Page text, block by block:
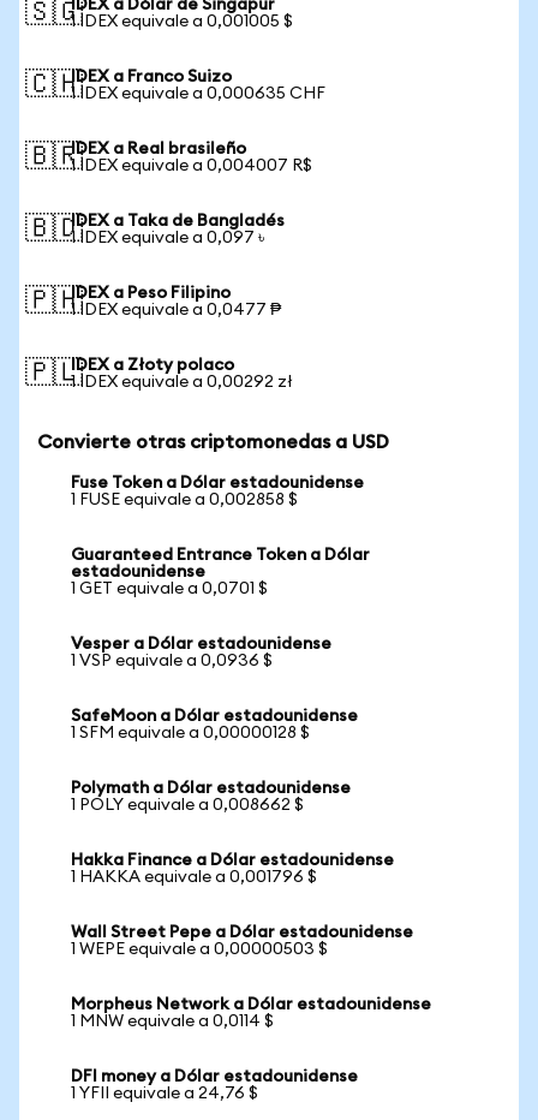
🇸🇬IDEX a Dólar de Singapur
1 IDEX equivale a 0,001005 $
🇨🇭IDEX a Franco Suizo
1 IDEX equivale a 0,000635 CHF
🇧🇷IDEX a Real brasileño
1 IDEX equivale a 0,004007 R$
🇧🇩IDEX a Taka de Bangladés
1 IDEX equivale a 0,097 ৳
🇵🇭IDEX a Peso Filipino
1 IDEX equivale a 0,0477 ₱
🇵🇱IDEX a Złoty polaco
1 IDEX equivale a 0,00292 zł
Convierte otras criptomonedas a USD
Fuse Token a Dólar estadounidense
1 FUSE equivale a 0,002858 $
Guaranteed Entrance Token a Dólar
estadounidense
1 GET equivale a 0,0701 $
Vesper a Dólar estadounidense
1 VSP equivale a 0,0936 $
SafeMoon a Dólar estadounidense
1 SFM equivale a 0,00000128 $
Polymath a Dólar estadounidense
1 POLY equivale a 0,008662 $
Hakka Finance a Dólar estadounidense
1 HAKKA equivale a 0,001796 $
Wall Street Pepe a Dólar estadounidense
1 WEPE equivale a 0,00000503 $
Morpheus Network a Dólar estadounidense
1 MNW equivale a 0,0114 $
DFI money a Dólar estadounidense
1 YFII equivale a 24,76 $